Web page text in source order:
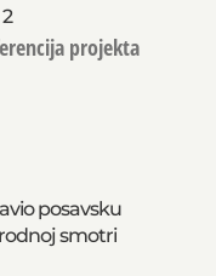
projekta
posavsku
smotri